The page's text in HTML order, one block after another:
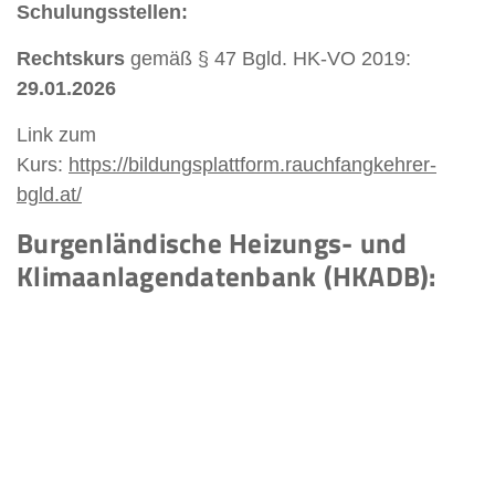
Schulungsstellen:
Rechtskurs gemäß § 47 Bgld. HK-VO 2019:
29.01.2026
Link zum
Kurs: https://bildungsplattform.rauchfangkehrer-
bgld.at/
Burgenländische Heizungs- und
Klimaanlagendatenbank (HKADB):